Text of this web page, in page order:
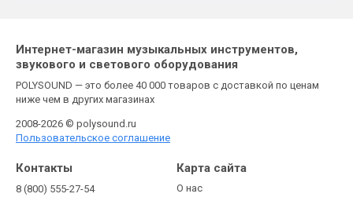
Интернет-магазин музыкальных инструментов,
звукового и светового оборудования
POLYSOUND — это более 40 000 товаров с доставкой по ценам
ниже чем в других магазинах
2008-2026 © polysound.ru
Пользовательское соглашение
Контакты
8 (800) 555-27-54
Карта сайта
О нас